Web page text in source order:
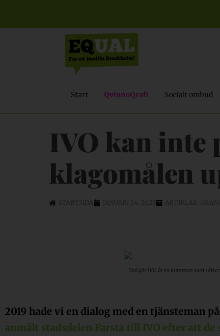
Start QvinnoQraft Socialt ombud
IVO kan inte
klagomålen
STARTSIDA JANUARI 24, 2023 ARTIKLAR ,
Vad gör IVO åt en kommun som
2019 hade vi en dialog med en tjänsteman på
anmält stadsdelen Farsta till IVO efter att